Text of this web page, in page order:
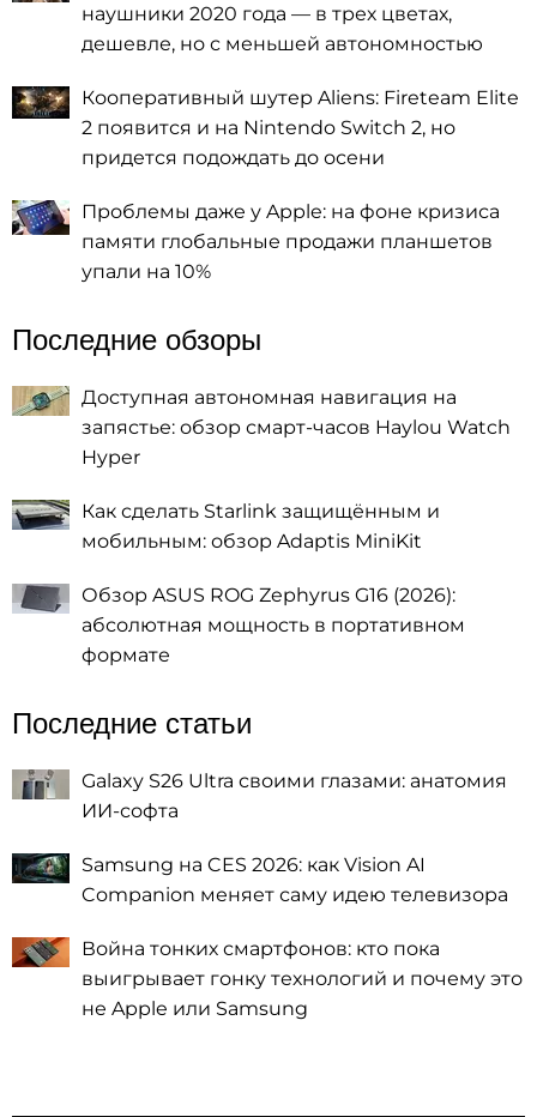
наушники 2020 года — в трех цветах,
дешевле, но с меньшей автономностью
Кооперативный шутер Aliens: Fireteam Elite
2 появится и на Nintendo Switch 2, но
придется подождать до осени
Проблемы даже у Apple: на фоне кризиса
памяти глобальные продажи планшетов
упали на 10%
Последние обзоры
Доступная автономная навигация на
запястье: обзор смарт-часов Haylou Watch
Hyper
Как сделать Starlink защищённым и
мобильным: обзор Adaptis MiniKit
Обзор ASUS ROG Zephyrus G16 (2026):
абсолютная мощность в портативном
формате
Последние статьи
Galaxy S26 Ultra своими глазами: анатомия
ИИ-софта
Samsung на CES 2026: как Vision AI
Companion меняет саму идею телевизора
Война тонких смартфонов: кто пока
выигрывает гонку технологий и почему это
не Apple или Samsung